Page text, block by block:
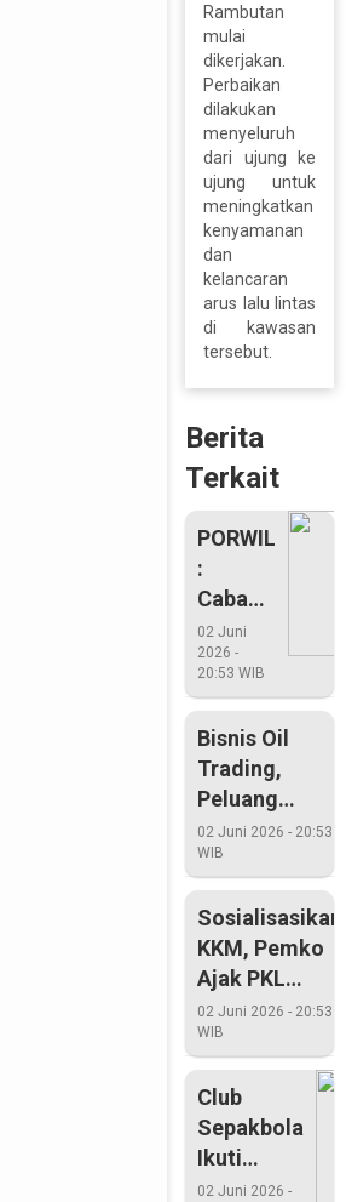
Rambutan
mulai
dikerjakan.
Perbaikan
dilakukan
menyeluruh
dari ujung ke
ujung untuk
meningkatkan
kenyamanan
dan
kelancaran
arus lalu lintas
di kawasan
tersebut.
Berita
Terkait
PORWIL
:
Cabang
Renang
Riau
Porwil
02 Juni
2026 -
20:53 WIB
Bisnis Oil
Trading,
Peluang
Mencerahkan
02 Juni 2026 - 20:53
WIB
Sosialisasikan
KKM, Pemko
Ajak PKL
Diskusi
02 Juni 2026 - 20:53
WIB
Club
Sepakbola
Ikuti
Bupati
02 Juni 2026 -